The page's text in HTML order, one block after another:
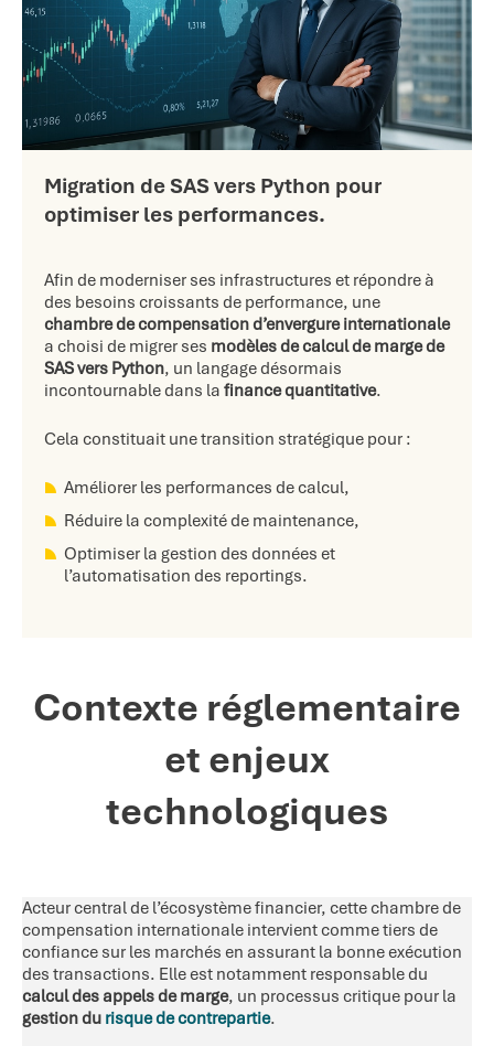
Migration de SAS vers Python pour
optimiser les performances.
Afin de moderniser ses infrastructures et répondre à
des besoins croissants de performance, une
chambre de compensation d’envergure internationale
a choisi de migrer ses modèles de calcul de marge de
SAS vers Python, un langage désormais
incontournable dans la finance quantitative.
Cela constituait unetransition stratégique pour :
Améliorer les performances de calcul,
Réduire la complexité de maintenance,
Optimiser la gestion des données et
l’automatisation des reportings.
Contexte réglementaire
et enjeux
technologiques
Acteur central de l’écosystème financier, cette chambre de
compensation internationale intervient comme tiers de
confiance sur les marchés en assurant la bonne exécution
des transactions. Elle est notamment responsable du
calcul des appels de marge, un processus critique pour la
gestion du risque de contrepartie.